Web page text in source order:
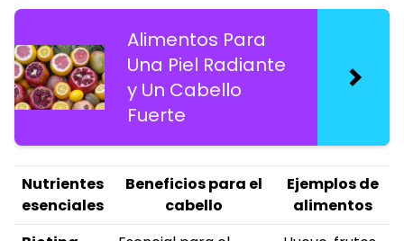
Alimentos Para
Una Piel Radiante
y Un Cabello
Fuerte
Nutrientes
esenciales
Beneficios para el
cabello
Ejemplos de
alimentos